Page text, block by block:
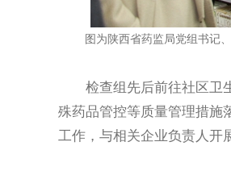
图为陕西省药监局党组书记
检查组先后前往社区卫生
殊药品管控等质量管理措施
工作，与相关企业负责人开